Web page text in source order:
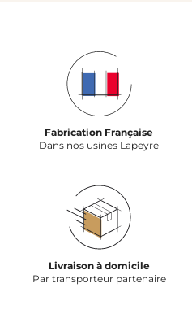
Fabrication Française
Dans nos usines Lapeyre
Livraison à domicile
Par transporteur partenaire